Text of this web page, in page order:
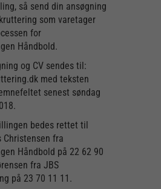
så send din ansøgning
som varetager
for
Håndbold.
og CV sendes til:
med teksten
emnefeltet senest søndag
bedes rettet til
Christensen fra
Håndbold på 22 62 90
fra JBS
på 23 70 11 11.